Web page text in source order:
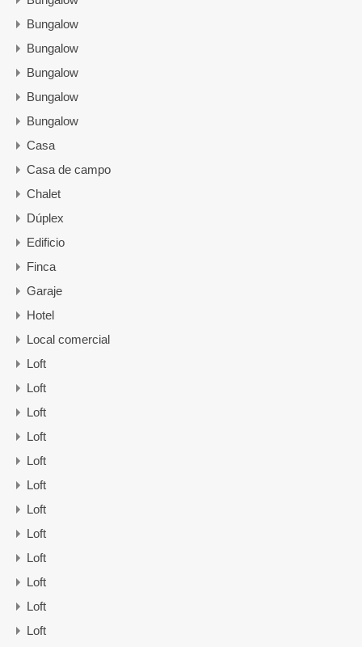
Bungalow
Bungalow
Bungalow
Bungalow
Bungalow
Casa
Casa de campo
Chalet
Dúplex
Edificio
Finca
Garaje
Hotel
Local comercial
Loft
Loft
Loft
Loft
Loft
Loft
Loft
Loft
Loft
Loft
Loft
Loft